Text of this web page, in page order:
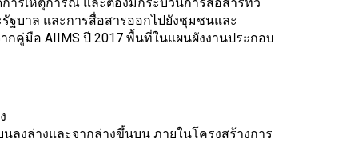
ฐบาล และการสื่อสารออกไปยังชุมชนและ
คู่มือ AIIMS ปี 2017 พื้นที่ในแผนผังงานประกอบ
ลงล่างและจากล่างขึ้นบน ภายในโครงสร้างการ